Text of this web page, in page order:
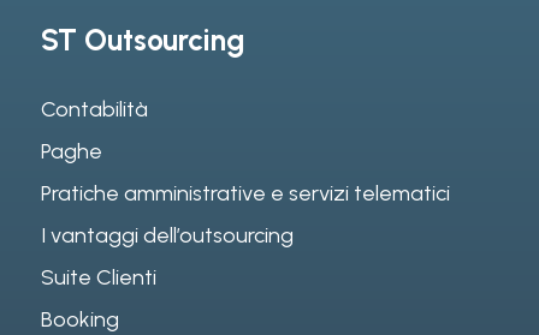
ST Outsourcing
Contabilità
Paghe
Pratiche amministrative e servizi telematici
I vantaggi dell’outsourcing
Suite Clienti
Booking